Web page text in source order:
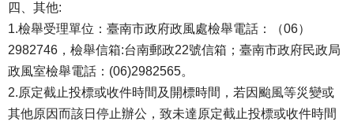
四、其他:
1.檢舉受理單位：臺南市政府政風處檢舉電話：（06）
2982746，檢舉信箱:台南郵政22號信箱；臺南市政府民政局
政風室檢舉電話：(06)2982565。
2.原定截止投標或收件時間及開標時間，若因颱風等災變或
其他原因而該日停止辦公，致未達原定截止投標或收件時間